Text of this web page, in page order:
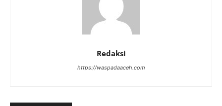
Redaksi
https://waspadaaceh.com